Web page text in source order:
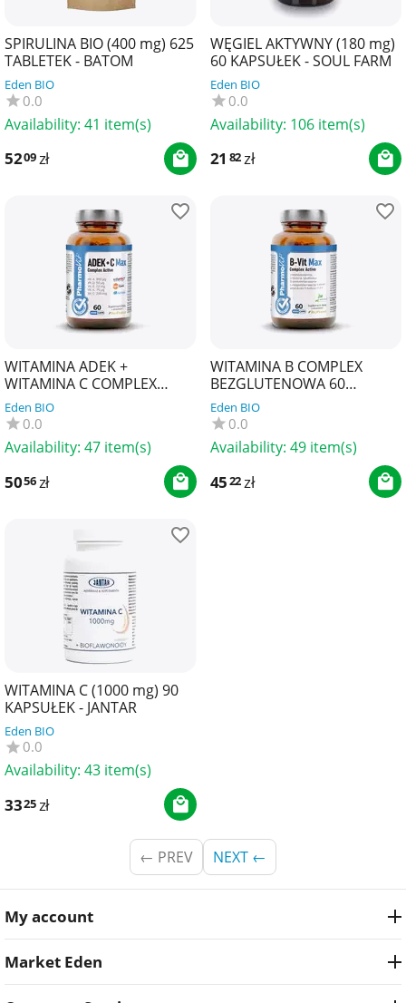
SPIRULINA BIO (400 mg) 625
TABLETEK - BATOM
Eden BIO
0.0
Availability: 41 item(s)
5209zł
WĘGIEL AKTYWNY (180 mg)
60 KAPSUŁEK - SOUL FARM
Eden BIO
0.0
Availability: 106 item(s)
21 82zł
WITAMINA ADEK +
WITAMINA C COMPLEX
BEZGLUTENOWE 60
KAPSUŁEK - PHARMOVIT
(CLEAN LABEL)
Eden BIO
0.0
Availability: 47 item(s)
5056zł
WITAMINA B COMPLEX
BEZGLUTENOWA 60
KAPSUŁEK - PHARMOVIT
(CLEAN LABEL)
Eden BIO
0.0
Availability: 49 item(s)
4522zł
WITAMINA C (1000 mg) 90
KAPSUŁEK - JANTAR
Eden BIO
0.0
Availability: 43 item(s)
3325zł
PREV NEXT
My account
Market Eden